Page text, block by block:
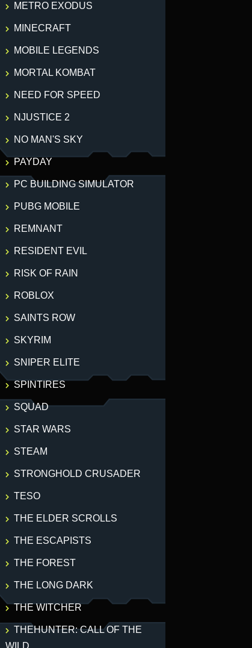
METRO EXODUS
MINECRAFT
MOBILE LEGENDS
MORTAL KOMBAT
NEED FOR SPEED
NJUSTICE 2
NO MAN'S SKY
PAYDAY
PC BUILDING SIMULATOR
PUBG MOBILE
REMNANT
RESIDENT EVIL
RISK OF RAIN
ROBLOX
SAINTS ROW
SKYRIM
SNIPER ELITE
SPINTIRES
SQUAD
STAR WARS
STEAM
STRONGHOLD CRUSADER
TESO
THE ELDER SCROLLS
THE ESCAPISTS
THE FOREST
THE LONG DARK
THE WITCHER
THEHUNTER: CALL OF THE
WILD